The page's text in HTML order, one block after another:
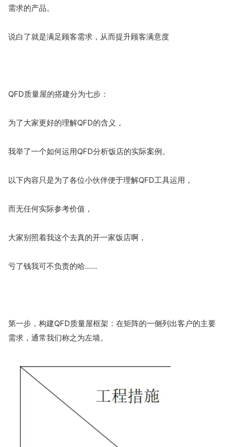
需求的产品。
说白了就是满足顾客需求，从而提升顾客满意度
QFD质量屋的搭建分为七步：
为了大家更好的理解QFD的含义，
我举了一个如何运用QFD分析饭店的实际案例。
以下内容只是为了各位小伙伴便于理解QFD工具运用，
而无任何实际参考价值，
大家别照着我这个去真的开一家饭店啊，
亏了钱我可不负责的哈......
第一步，构建QFD质量屋框架：在矩阵的一侧列出客户的主要
需求，通常我们称之为左墙。